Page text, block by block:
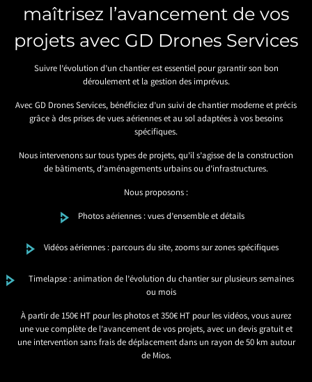
maîtrisez l’avancement de vos
projets avec GD Drones Services
Suivre l’évolution d’un chantier est essentiel pour garantir son bon
déroulement et la gestion des imprévus.
Avec GD Drones Services, bénéficiez d’un suivi de chantier moderne et précis
grâce à des prises de vues aériennes et au sol adaptées à vos besoins
spécifiques.
Nous intervenons sur tous types de projets, qu’il s’agisse de la construction
de bâtiments, d’aménagements urbains ou d’infrastructures.
Nous proposons :
Photos aériennes : vues d’ensemble et détails
Vidéos aériennes : parcours du site, zooms sur zones spécifiques
Timelapse : animation de l’évolution du chantier sur plusieurs semaines
ou mois
À partir de 150€ HT pour les photos et 350€ HT pour les vidéos, vous aurez
une vue complète de l’avancement de vos projets, avec un devis gratuit et
une intervention sans frais de déplacement dans un rayon de 50 km autour
de Mios.